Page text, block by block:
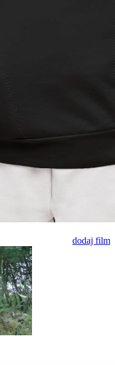
dodaj film